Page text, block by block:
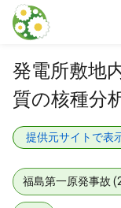
本文に飛ぶ
発電所敷地
質の核種分
提供元サイトで表
福島第一原発事故